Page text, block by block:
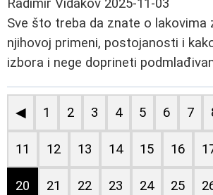
Radimir Vidakov 2025-11-03
Sve što treba da znate o lakovima
njihovoj primeni, postojanosti i
izbora i nege doprineti
◀ 1 2 3 4 5 6 7
11 12 13 14 15 16
20 21 22 23 24 25